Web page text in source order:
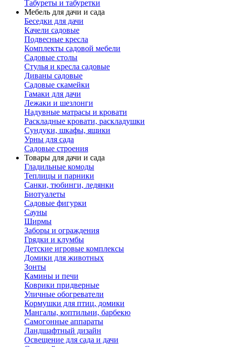
Табуреты и табуретки
Мебель для дачи и сада
Беседки для дачи
Качели садовые
Подвесные кресла
Комплекты садовой мебели
Садовые столы
Стулья и кресла садовые
Диваны садовые
Садовые скамейки
Гамаки для дачи
Лежаки и шезлонги
Надувные матрасы и кровати
Раскладные кровати, раскладушки
Сундуки, шкафы, ящики
Урны для сада
Садовые строения
Товары для дачи и сада
Гладильные комоды
Теплицы и парники
Санки, тюбинги, ледянки
Биотуалеты
Садовые фигурки
Сауны
Ширмы
Заборы и ограждения
Грядки и клумбы
Детские игровые комплексы
Домики для животных
Зонты
Камины и печи
Коврики придверные
Уличные обогреватели
Кормушки для птиц, домики
Мангалы, коптильни, барбекю
Самогонные аппараты
Ландшафтный дизайн
Освещение для сада и дачи